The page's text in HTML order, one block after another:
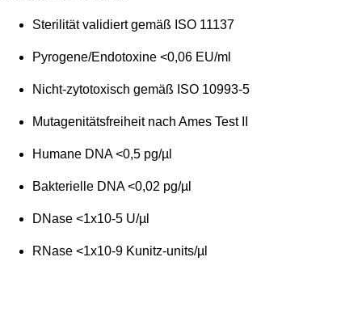
Sterilität validiert gemäß ISO 11137
Pyrogene/Endotoxine <0,06 EU/ml
Nicht-zytotoxisch gemäß ISO 10993-5
Mutagenitätsfreiheit nach Ames Test II
Humane DNA <0,5 pg/µl
Bakterielle DNA <0,02 pg/µl
DNase <1x10-5 U/µl
RNase <1x10-9 Kunitz-units/µl